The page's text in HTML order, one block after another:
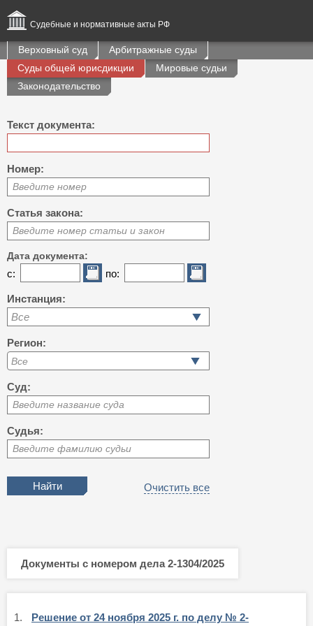
Судебные и нормативные акты РФ
Верховный суд
Арбитражные суды
Суды общей юрисдикции
Мировые судьи
Законодательство
Текст документа:
Номер:
Введите номер
Статья закона:
Введите номер статьи и закон
Дата документа:
с: по:
Инстанция:
Все
Регион:
Суд:
Введите название суда
Судья:
Введите фамилию судьи
Очистить все
Документы с номером дела 2-1304/2025
1.
Решение от 24 ноября 2025 г. по делу № 2-